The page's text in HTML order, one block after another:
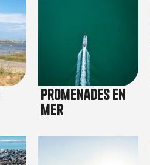
Promenades en
mer